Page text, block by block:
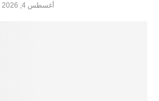
أغسطس 4, 2026